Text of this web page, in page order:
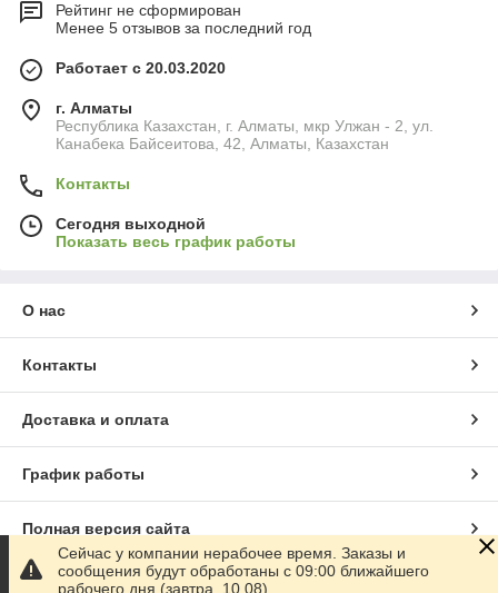
Рейтинг не сформирован
Менее 5 отзывов за последний год
Работает с 20.03.2020
г. Алматы
Республика Казахстан, г. Алматы, мкр Улжан - 2, ул.
Канабека Байсеитова, 42, Алматы, Казахстан
Контакты
Сегодня выходной
Показать весь график работы
О нас
Контакты
Доставка и оплата
График работы
Полная версия сайта
Сайт создан на маркетплейсеSatu.kz
Сейчас у компании нерабочее время. Заказы и
сообщения будут обработаны с 09:00 ближайшего
рабочего дня (завтра, 10.08)